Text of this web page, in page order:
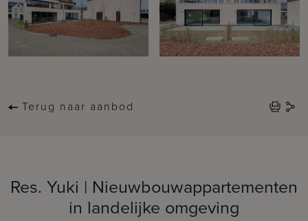
Terug naar aanbod
Res. Yuki | Nieuwbouwappartementen
in landelijke omgeving